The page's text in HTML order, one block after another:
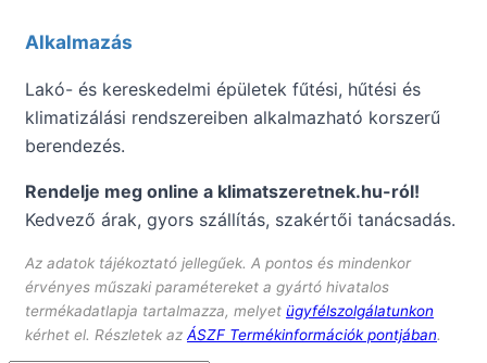
Alkalmazás
Lakó- és kereskedelmi épületek fűtési, hűtési és
klimatizálási rendszereiben alkalmazható korszerű
berendezés.
Rendelje meg online a klimatszeretnek.hu-ról!
Kedvező árak, gyors szállítás, szakértői tanácsadás.
Az adatok tájékoztató jellegűek. A pontos és mindenkor
érvényes műszaki paramétereket a gyártó hivatalos
termékadatlapja tartalmazza, melyet ügyfélszolgálatunkon
kérhet el. Részletek az ÁSZF Termékinformációk pontjában.